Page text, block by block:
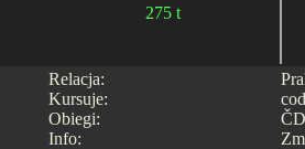
275 t
Relacja:
Kursuje:
Obiegi:
Info: